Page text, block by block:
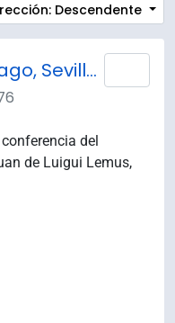
Descendente
Historia penquista está repartida por el mundo ; Santiago, Sevilla, Lima, Londres y París guardan preciados tesoros / Juan de Luigi Lemus.
del
de Luigui Lemus,